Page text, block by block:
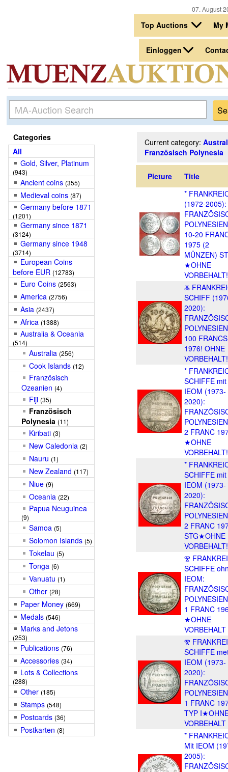
07. August
Top Auctions My
Einloggen
Categories
All
Gold, Silver, Platinum
(943)
Ancient coins (355)
Medieval coins (87)
Germany before 1871
(1201)
Germany since 1871
(3124)
Germany since 1948
(3714)
European Coins
before EUR (12783)
Euro Coins (2563)
America (2756)
Asia (2437)
Africa (1388)
Australia & Oceania
(514)
Australia (256)
Cook Islands (12)
Französisch
Ozeanien (4)
Fiji (35)
Französisch
Polynesia (11)
Kiribati (3)
New Caledonia (2)
Nauru (1)
New Zealand (117)
Niue (9)
Oceania (22)
Papua Neuguinea
(9)
Samoa (5)
Solomon Islands (5)
Tokelau (5)
Tonga (6)
Vanuatu (1)
Other (28)
Paper Money (669)
Medals (546)
Marks and Jetons
(253)
Publications (76)
Accessories (34)
Lots & Collections
(288)
Other (185)
Stamps (548)
Postcards (36)
Postkarten (8)
Current category:
Französisch Polynesia
Picture
Title
*
(1972-2005):
10-20
1975 (2
MÜNZEN)
★OHNE
VORBEHALT!
Ⰶ
SCHIFF
2020):
100 FRANCS
1976! OHNE
VORBEHALT!
*
SCHIFFE mit
IEOM (1973-
2020):
2 FRANC
★OHNE
VORBEHALT!
*
SCHIFFE mit
IEOM (1973-
2020):
2 FRANC
STG★OHNE
VORBEHALT!
Ⰺ
SCHIFFE
IEOM:
1 FRANC
★OHNE
VORBEHALT
Ⰺ
SCHIFFE
IEOM (1973-
2020):
1 FRANC
TYP
VORBEHALT
*
Mit IEOM
2005):